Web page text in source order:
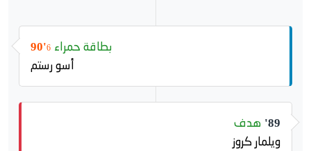
90'6 بطاقة حمراء
أسو رستم
89' هدف
ويلمار كروز